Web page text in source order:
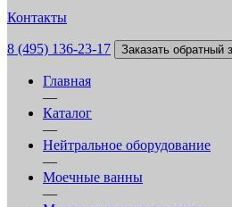
Контакты
8 (495) 136-23-17 Заказать обратный
Главная
—
Каталог
—
Нейтральное оборудование
—
Моечные ванны
—